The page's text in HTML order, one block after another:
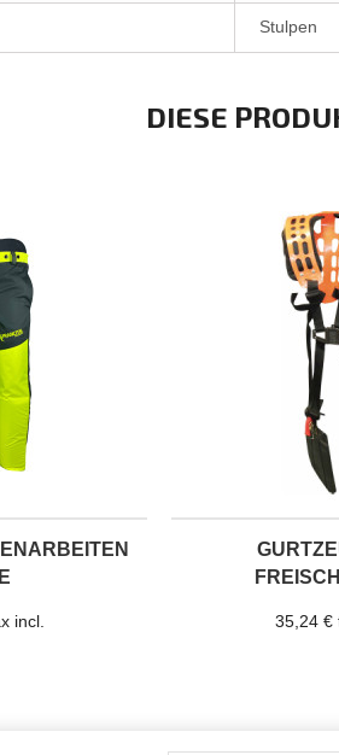
Stulpen
DIESE
incl. 35,24 €